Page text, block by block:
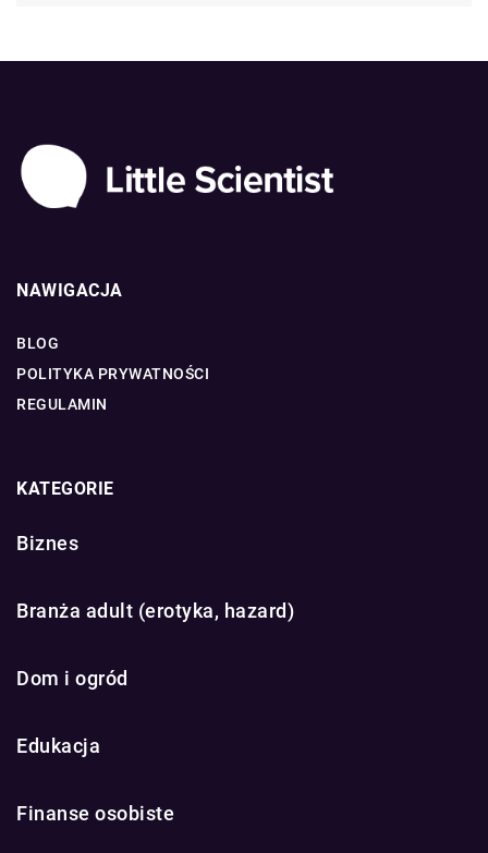
NAWIGACJA
BLOG
POLITYKA PRYWATNOŚCI
REGULAMIN
KATEGORIE
Biznes
Branża adult (erotyka, hazard)
Dom i ogród
Edukacja
Finanse osobiste